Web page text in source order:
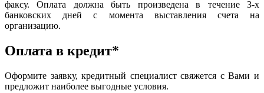
факсу. Оплата должна быть произведена в течение 3-х
банковских дней с момента выставления счета на
организацию.
Оплата в кредит*
Оформите заявку, кредитный специалист свяжется с Вами и
предложит наиболее выгодные условия.